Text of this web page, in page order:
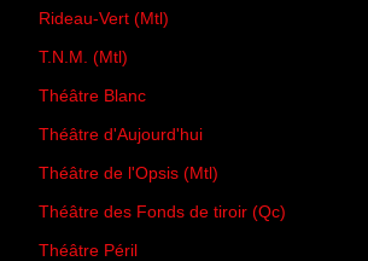
Rideau-Vert (Mtl)
T.N.M. (Mtl)
Théâtre Blanc
Théâtre d'Aujourd'hui
Théâtre de l'Opsis (Mtl)
Théâtre des Fonds de tiroir (Qc)
Théâtre Péril